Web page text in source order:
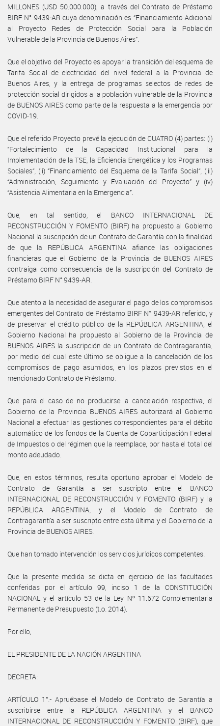
MILLONES (USD 50.000.000), a través del Contrato de Préstamo
BIRF N° 9439-AR cuya denominación es “Financiamiento Adicional
al Proyecto Redes de Protección Social para la Población
Vulnerable de la Provincia de Buenos Aires”.
Que el objetivo del Proyecto es apoyar la transición del esquema de
Tarifa Social de electricidad del nivel federal a la Provincia de
Buenos Aires, y la entrega de programas selectos de redes de
protección social dirigidos a la población vulnerable de la Provincia
de BUENOS AIRES como parte de la respuesta a la emergencia por
COVID-19.
Que el referido Proyecto prevé la ejecución de CUATRO (4) partes: (i)
“Fortalecimiento de la Capacidad Institucional para la
Implementación de la TSE, la Eficiencia Energética y los Programas
Sociales”, (ii) “Financiamiento del Esquema de la Tarifa Social”, (iii)
“Administración, Seguimiento y Evaluación del Proyecto” y (iv)
“Asistencia Alimentaria en la Emergencia”.
Que, en tal sentido, el BANCO INTERNACIONAL DE
RECONSTRUCCIÓN Y FOMENTO (BIRF) ha propuesto al Gobierno
Nacional la suscripción de un Contrato de Garantía con la finalidad
de que la REPÚBLICA ARGENTINA afiance las obligaciones
financieras que el Gobierno de la Provincia de BUENOS AIRES
contraiga como consecuencia de la suscripción del Contrato de
Préstamo BIRF N° 9439-AR.
Que atento a la necesidad de asegurar el pago de los compromisos
emergentes del Contrato de Préstamo BIRF N° 9439-AR referido, y
de preservar el crédito público de la REPÚBLICA ARGENTINA, el
Gobierno Nacional ha propuesto al Gobierno de la Provincia de
BUENOS AIRES la suscripción de un Contrato de Contragarantía,
por medio del cual este último se obligue a la cancelación de los
compromisos de pago asumidos, en los plazos previstos en el
mencionado Contrato de Préstamo.
Que para el caso de no producirse la cancelación respectiva, el
Gobierno de la Provincia BUENOS AIRES autorizará al Gobierno
Nacional a efectuar las gestiones correspondientes para el débito
automático de los fondos de la Cuenta de Coparticipación Federal
de Impuestos o del régimen que la reemplace, por hasta el total del
monto adeudado.
Que, en estos términos, resulta oportuno aprobar el Modelo de
Contrato de Garantía a ser suscripto entre el BANCO
INTERNACIONAL DE RECONSTRUCCIÓN Y FOMENTO (BIRF) y la
REPÚBLICA ARGENTINA, y el Modelo de Contrato de
Contragarantía a ser suscripto entre esta última y el Gobierno de la
Provincia de BUENOS AIRES.
Que han tomado intervención los servicios jurídicos competentes.
Que la presente medida se dicta en ejercicio de las facultades
conferidas por el artículo 99, inciso 1 de la CONSTITUCIÓN
NACIONAL y el artículo 53 de la Ley Nº 11.672 Complementaria
Permanente de Presupuesto (t.o. 2014).
Por ello,
EL PRESIDENTE DE LA NACIÓN ARGENTINA
DECRETA:
ARTÍCULO 1°.- Apruébase el Modelo de Contrato de Garantía a
suscribirse entre la REPÚBLICA ARGENTINA y el BANCO
INTERNACIONAL DE RECONSTRUCCIÓN Y FOMENTO (BIRF), que